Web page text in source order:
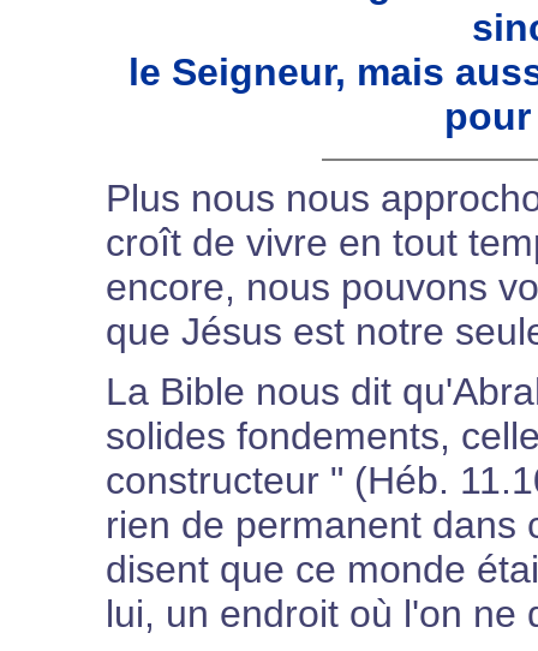
le Seigneur, mais
Plus nous nous
croît de vivre en tout
encore, nous pouvons
que Jésus est notre
La Bible nous dit
solides fondements,
constructeur " (Héb.
rien de permanent dans
disent que ce monde
lui, un endroit où l'on ne